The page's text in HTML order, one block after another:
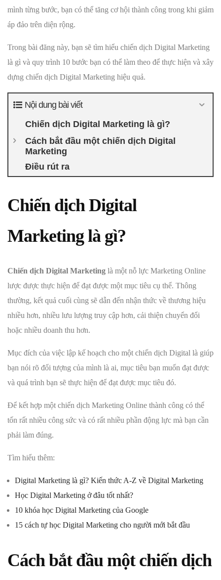
mình từng bước, bạn có thể tăng cơ hội thành công trong khi giảm
áp đảo trên diện rộng.
Trong bài đăng này, bạn sẽ tìm hiểu chiến dịch Digital Marketing
là gì và quy trình 10 bước bạn có thể làm theo để thực hiện và xây
dựng chiến dịch Digital Marketing hiệu quả.
Nội dung bài viết
Chiến dịch Digital Marketing là gì?
Cách bắt đầu một chiến dịch Digital
Marketing
Điều rút ra
Chiến dịch Digital
Marketing là gì?
Chiến dịch Digital Marketing là một nỗ lực Marketing Online
lược được thực hiện để đạt được một mục tiêu cụ thể. Thông
thường, kết quả cuối cùng sẽ dẫn đến nhận thức về thương hiệu
nhiều hơn, nhiều lưu lượng truy cập hơn, cải thiện chuyển đổi
hoặc nhiều doanh thu hơn.
Mục đích của việc lập kế hoạch cho một chiến dịch Digital là giúp
bạn nói rõ đối tượng của mình là ai, mục tiêu bạn muốn đạt được
và quá trình bạn sẽ thực hiện để đạt được mục tiêu đó.
Để kết hợp một chiến dịch Marketing Online thành công có thể
tốn rất nhiều công sức và có rất nhiều phần động lực mà bạn cần
phải làm đúng.
Tìm hiểu thêm:
Digital Marketing là gì? Kiến thức A-Z về Digital Marketing
Học Digital Marketing ở đâu tốt nhất?
10 khóa học Digital Marketing của Google
15 cách tự học Digital Marketing cho người mới bắt đầu
Cách bắt đầu một chiến dịch